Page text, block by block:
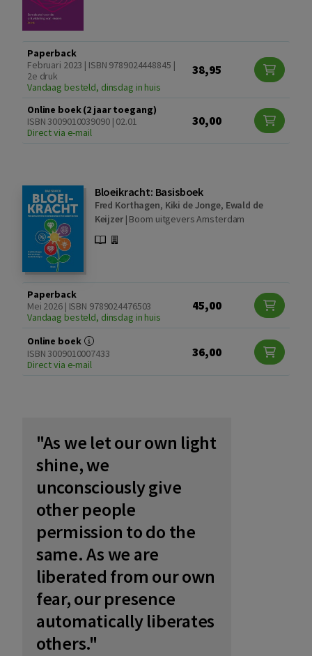
Paperback
Februari 2023 | ISBN 9789024448845 |
2e druk
Vandaag besteld, dinsdag in huis
38,95
Online boek (2 jaar toegang)
ISBN 3009010039090 | 02.01
Direct via e-mail
30,00
Bloeikracht: Basisboek
Fred Korthagen, Kiki de Jonge, Ewald de
Keijzer| Boom uitgevers Amsterdam
Paperback
Mei 2026 | ISBN 9789024476503
Vandaag besteld, dinsdag in huis
45,00
Online boek
ISBN 3009010007433
Direct via e-mail
36,00
"As we let our own light
shine, we
unconsciously give
other people
permission to do the
same. As we are
liberated from our own
fear, our presence
automatically liberates
others."